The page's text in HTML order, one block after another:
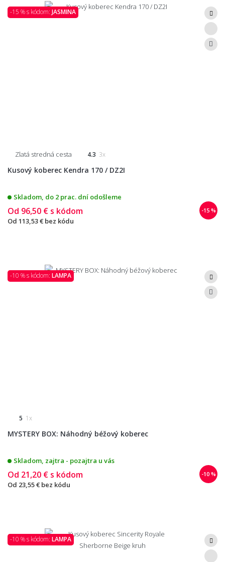
-15 % s kódom: JASMINA
Zlatá stredná cesta 4.3 3x
Kusový koberec Kendra 170 / DZ2I
Skladom, do 2 prac. dní odošleme
-15 %
Od 96,50 € s kódom
Od 113,53 € bez kódu
-10 % s kódom: LAMPA
5 1x
MYSTERY BOX: Náhodný béžový koberec
Skladom, zajtra - pozajtra u vás
-10 %
Od 21,20 € s kódom
Od 23,55 € bez kódu
-10 % s kódom: LAMPA